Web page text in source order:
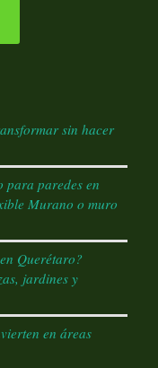
sin hacer
para paredes en
Murano o muro
Querétaro?
jardines y
en áreas